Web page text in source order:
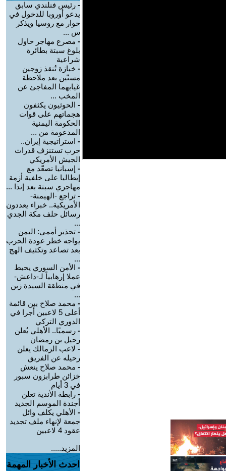
- رئيس فنلندي سابق
يدعو أوروبا للدخول في
حوار مع روسيا ويذكر
س ...
- مصرع مهاجر حاول
بلوغ سبتة بطائرة
شراعية
- خبازة تُنقذ زوجين
مسنّين بعد ملاحظة
غيابهما المفاجئ عن
المخب ...
- الحوثيون يكثفون
هجماتهم على قوات
الحكومة اليمنية
المدعومة من ...
- استراتيجية إيران..
حرب تستنزف قدرات
الجيش الأمريكي
- إسبانيا تصعّد مع
إيطاليا على خلفية أزمة
مهاجري سبتة بعد إنذا ...
- تراجع -الهيمنة-
الأمريكية.. خبراء يعددون
رسائل حلف مكة الجدي
...
- تحذير أممي: اليمن
يواجه خطر عودة الحرب
بعد تصاعد وتكثيف الهج
...
- الأمن السوري يحبط
عملا إرهابياً لـ-داعش-
في منطقة السيدة زين
...
- محمد صلاح بين قائمة
أعلى 5 لاعبين أجرا في
الدوري التركي
- رسميًا.. الأهلي يُعلن
رحيل بن رمضان
- لاعب الزمالك يعلن
رحيله عن الفريق
- محمد صلاح ينعش
خزائن طرابزون سبور
في 3 أيام
- رابطة الأندية تعلن
أجندة الموسم الجديد
- الأهلي يكلف وائل
جمعة لإنهاء ملف تجديد
عقود 4 لاعبين
المزيد.....
احدث الأخبار المهمة